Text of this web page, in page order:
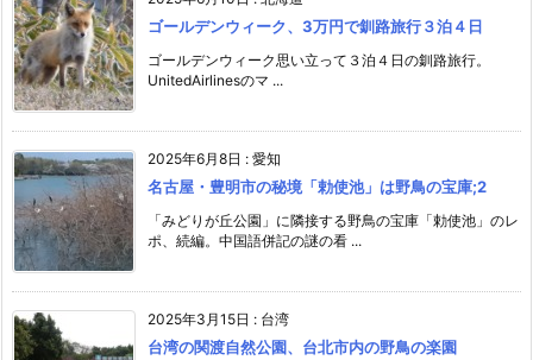
ゴールデンウィーク、3万円で釧路旅行３泊４日
ゴールデンウィーク思い立って３泊４日の釧路旅行。
UnitedAirlinesのマ ...
2025年6月8日 : 愛知
名古屋・豊明市の秘境「勅使池」は野鳥の宝庫;2
「みどりが丘公園」に隣接する野鳥の宝庫「勅使池」のレ
ポ、続編。中国語併記の謎の看 ...
2025年3月15日 : 台湾
台湾の関渡自然公園、台北市内の野鳥の楽園